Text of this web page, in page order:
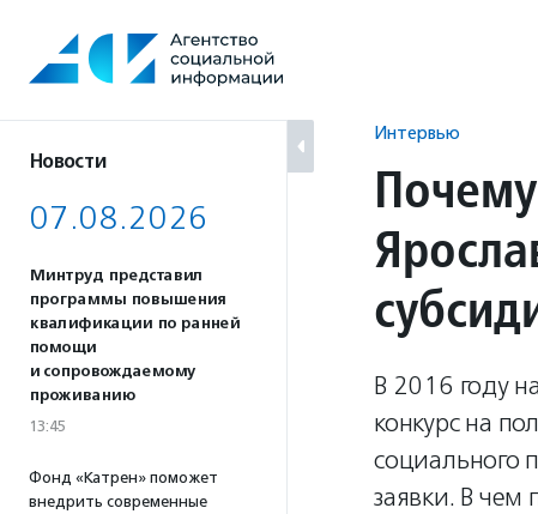
содержанию
Новости
07.08.2026
Минтруд представил
программы повышения
квалификации по ранней
помощи
и сопровождаемому
проживанию
13:45
Фонд «Катрен» поможет
внедрить современные
Интервью
В 2016 году
конкурс на
социального
заявки. В чем